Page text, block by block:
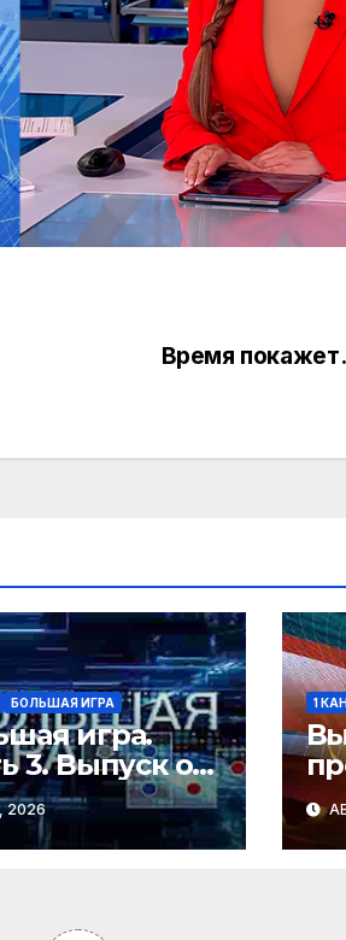
Время
БОЛЬШАЯ ИГРА
игра.
3. Выпуск от
2026
1